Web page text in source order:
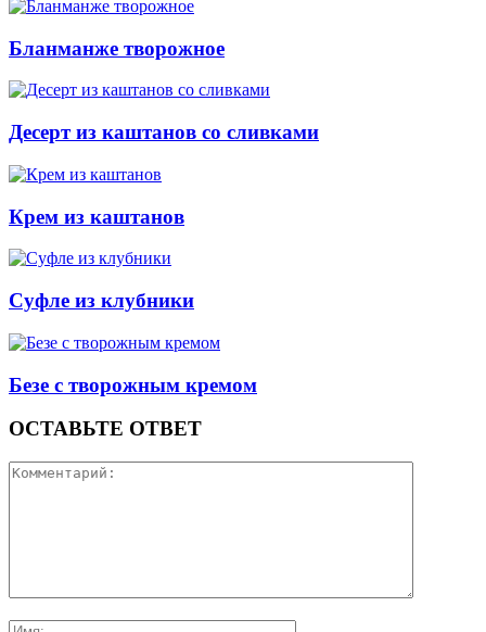
Бланманже творожное
Десерт из каштанов со сливками
Крем из каштанов
Суфле из клубники
Безе с творожным кремом
ОСТАВЬТЕ ОТВЕТ